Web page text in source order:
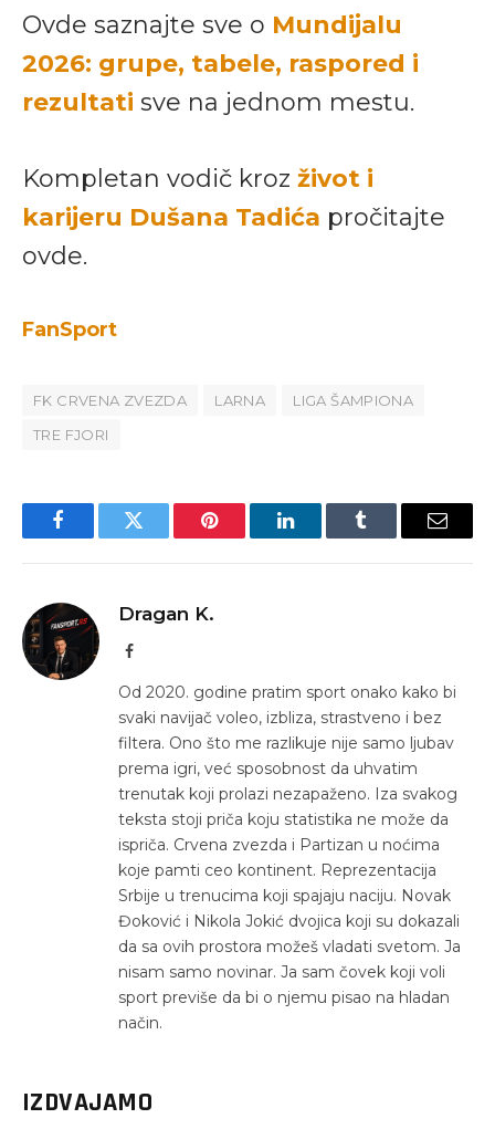
Ovde saznajte sve o Mundijalu
2026: grupe, tabele, raspored i
rezultati sve na jednom mestu.
Kompletan vodič kroz život i
karijeru Dušana Tadića pročitajte
ovde.
FanSport
FK CRVENA ZVEZDA LARNA
LIGA ŠAMPIONA
TRE FJORI
FacebookTwitter Pinterest LinkedInTumblr Email
Dragan K.
Facebook
Od 2020. godine pratim sport onako kako bi
svaki navijač voleo, izbliza, strastveno i bez
filtera. Ono što me razlikuje nije samo ljubav
prema igri, već sposobnost da uhvatim
trenutak koji prolazi nezapaženo. Iza svakog
teksta stoji priča koju statistika ne može da
ispriča. Crvena zvezda i Partizan u noćima
koje pamti ceo kontinent. Reprezentacija
Srbije u trenucima koji spajaju naciju. Novak
Đoković i Nikola Jokić dvojica koji su dokazali
da sa ovih prostora možeš vladati svetom. Ja
nisam samo novinar. Ja sam čovek koji voli
sport previše da bi o njemu pisao na hladan
način.
IZDVAJAMO